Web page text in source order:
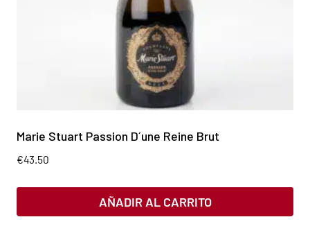
Marie Stuart Passion D´une Reine Brut
€43.50
AÑADIR AL CARRITO